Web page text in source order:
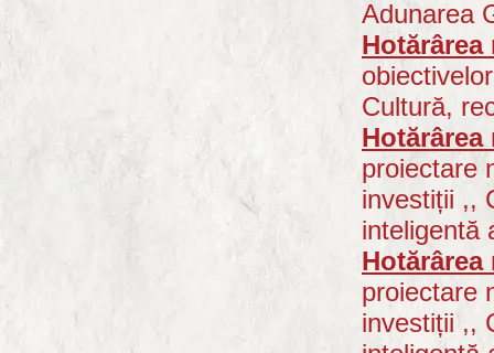
Adunarea
Hotărârea
Cultură,
Hotărârea
proiectare
investiții ,,
inteligentă
Hotărârea
proiectare
investiții ,,